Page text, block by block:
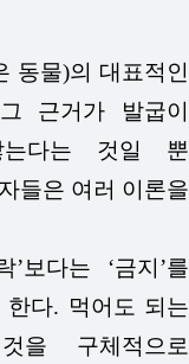
동물)의 대표적인
근거가 발굽이
는다는 것일 뿐
들은 여러 이론을
보다는 ‘금지’를
다. 먹어도 되는
구체적으로